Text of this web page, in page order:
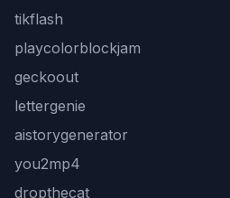
tikflash
playcolorblockjam
geckoout
lettergenie
aistorygenerator
you2mp4
dropthecat